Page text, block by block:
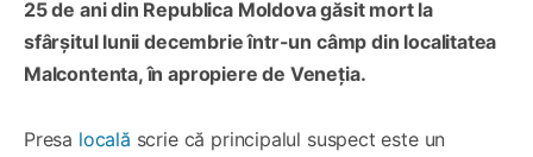
25 de ani din Republica Moldova găsit mort la
sfârșitul lunii decembrie într-un câmp din localitatea
Malcontenta, în apropiere de Veneția.
Presa locală scrie că principalul suspect este un